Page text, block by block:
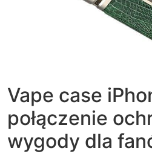
Vape case
połączenie
wygody dla